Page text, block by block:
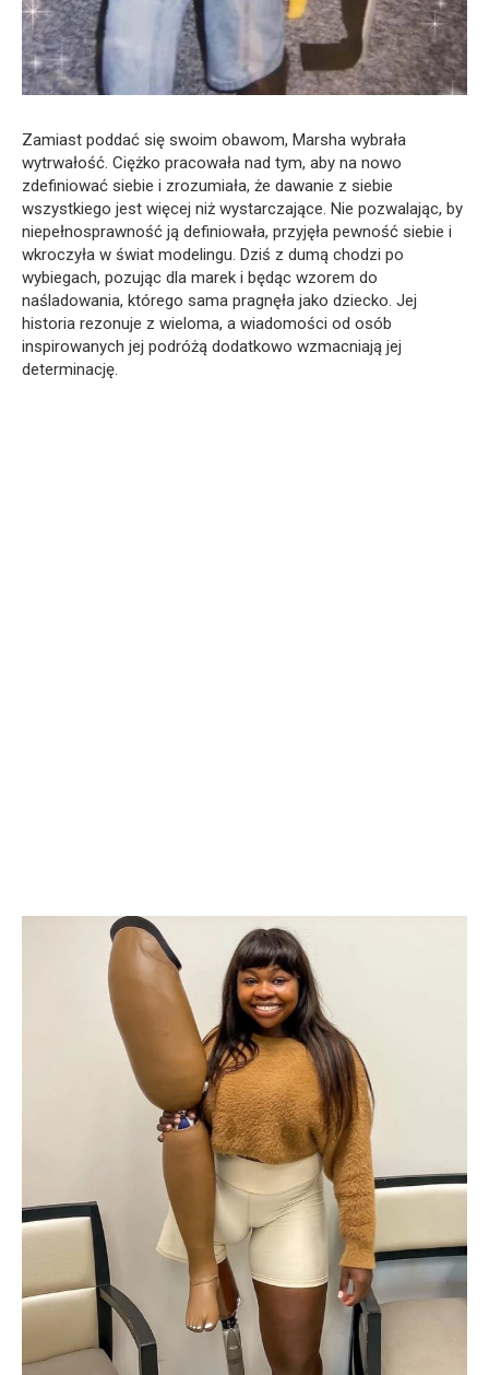
Zamiast poddać się swoim obawom, Marsha wybrała
wytrwałość. Ciężko pracowała nad tym, aby na nowo
zdefiniować siebie i zrozumiała, że dawanie z siebie
wszystkiego jest więcej niż wystarczające. Nie pozwalając, by
niepełnosprawność ją definiowała, przyjęła pewność siebie i
wkroczyła w świat modelingu. Dziś z dumą chodzi po
wybiegach, pozując dla marek i będąc wzorem do
naśladowania, którego sama pragnęła jako dziecko. Jej
historia rezonuje z wieloma, a wiadomości od osób
inspirowanych jej podróżą dodatkowo wzmacniają jej
determinację.